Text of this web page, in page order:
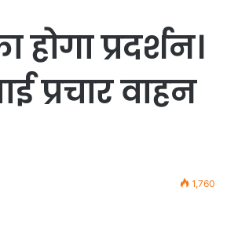
प्रदर्शन।
प्रचार वाहन
1,760